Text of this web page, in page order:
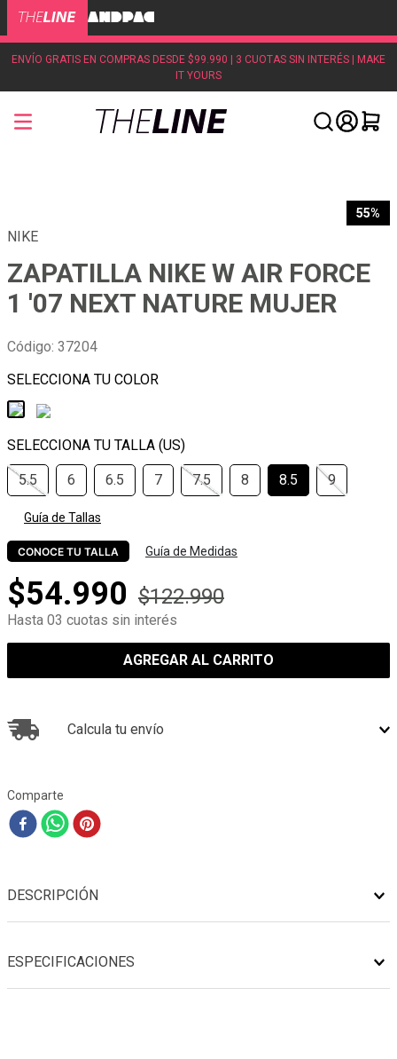
ENVÍO GRATIS EN COMPRAS DESDE $99.990 | 3 CUOTAS SIN INTERÉS | MAKE
IT YOURS
55%
NIKE
ZAPATILLA NIKE W AIR FORCE
1 '07 NEXT NATURE MUJER
Código: 37204
5.5 6 6.5 7 7.5 8 8.5 9
Guía de Tallas
CONOCE TU TALLA Guía de Medidas
$54.990 $122.990
Hasta 03 cuotas sin interés
AGREGAR AL CARRITO
Calcula tu envío
Comparte
DESCRIPCIÓN
ESPECIFICACIONES